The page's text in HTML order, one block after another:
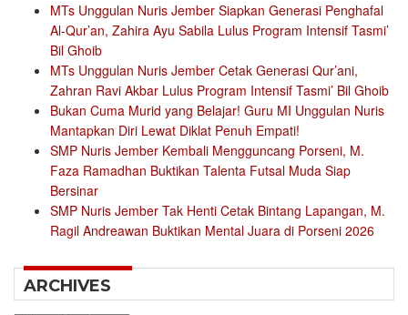
MTs Unggulan Nuris Jember Siapkan Generasi Penghafal
Al-Qur’an, Zahira Ayu Sabila Lulus Program Intensif Tasmi’
Bil Ghoib
MTs Unggulan Nuris Jember Cetak Generasi Qur’ani,
Zahran Ravi Akbar Lulus Program Intensif Tasmi’ Bil Ghoib
Bukan Cuma Murid yang Belajar! Guru MI Unggulan Nuris
Mantapkan Diri Lewat Diklat Penuh Empati!
SMP Nuris Jember Kembali Mengguncang Porseni, M.
Faza Ramadhan Buktikan Talenta Futsal Muda Siap
Bersinar
SMP Nuris Jember Tak Henti Cetak Bintang Lapangan, M.
Ragil Andreawan Buktikan Mental Juara di Porseni 2026
ARCHIVES